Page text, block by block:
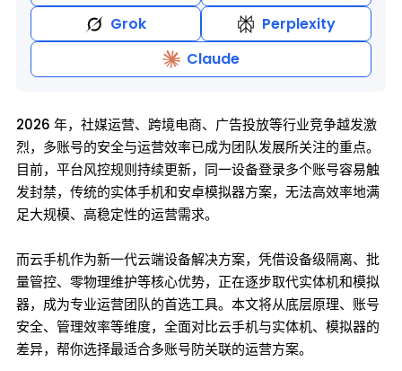
Grok
Perplexity
Claude
2026 年，社媒运营、跨境电商、广告投放等行业竞争越发激
烈，多账号的安全与运营效率已成为团队发展所关注的重点。
目前，平台风控规则持续更新，同一设备登录多个账号容易触
发封禁，传统的实体手机和安卓模拟器方案，无法高效率地满
足大规模、高稳定性的运营需求。
而云手机作为新一代云端设备解决方案，凭借设备级隔离、批
量管控、零物理维护等核心优势，正在逐步取代实体机和模拟
器，成为专业运营团队的首选工具。本文将从底层原理、账号
安全、管理效率等维度，全面对比云手机与实体机、模拟器的
差异，帮你选择最适合多账号防关联的运营方案。